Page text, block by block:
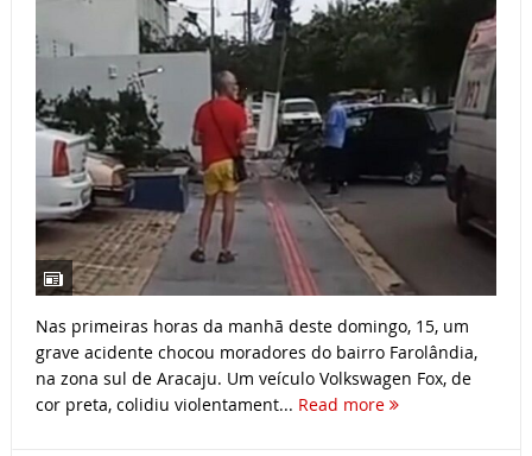
Nas primeiras horas da manhã deste domingo, 15, um
grave acidente chocou moradores do bairro Farolândia,
na zona sul de Aracaju. Um veículo Volkswagen Fox, de
cor preta, colidiu violentament... Read more